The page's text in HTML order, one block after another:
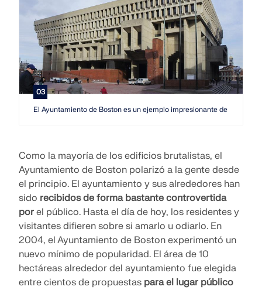
03
El Ayuntamiento de Boston es un ejemplo impresionante de un
Como la mayoría de los edificios brutalistas, el
Ayuntamiento de Boston polarizó a la gente desde
el principio. El ayuntamiento y sus alrededores han
sido recibidos de forma bastante controvertida
por el público. Hasta el día de hoy, los residentes y
visitantes difieren sobre si amarlo u odiarlo. En
2004, el Ayuntamiento de Boston experimentó un
nuevo mínimo de popularidad. El área de 10
hectáreas alrededor del ayuntamiento fue elegida
entre cientos de propuestas para el lugar público